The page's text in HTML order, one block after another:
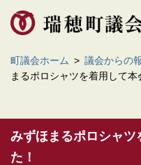
町議会ホーム > 議会からの
まるポロシャツを着用して本
みずほまるポロシャツ
た！